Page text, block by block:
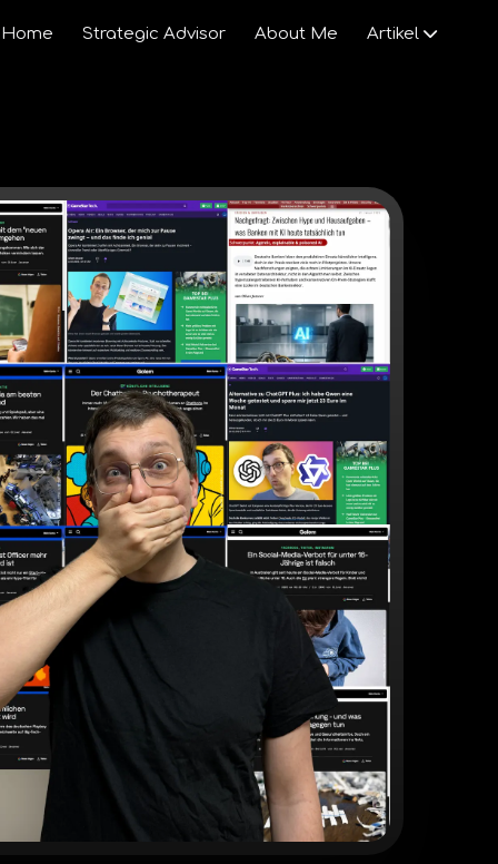
Home Strategic Advisor About Me Artikel
Venture Capital
Startups
Wirtschaft